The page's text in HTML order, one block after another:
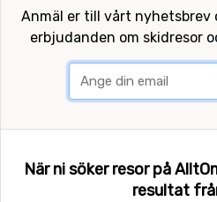
Anmäl er till vårt nyhetsbrev
erbjudanden om skidresor
När ni söker resor på
resultat